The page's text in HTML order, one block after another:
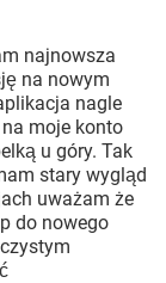
najnowsza
na nowym
nagle
moje konto
u góry. Tak
stary wygląd
uważam że
do nowego